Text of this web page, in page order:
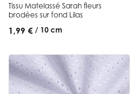
Tissu Matelassé Sarah fleurs
brodées sur fond Lilas
1,99 € / 10 cm